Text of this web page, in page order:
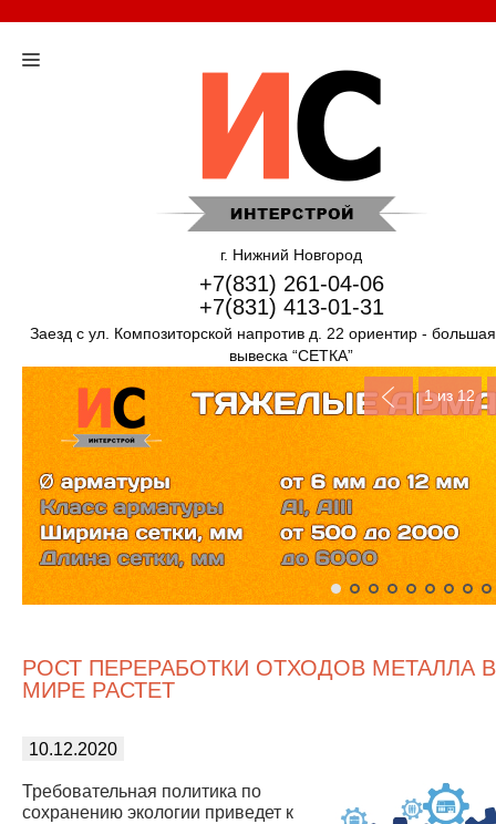
г. Нижний Новгород
+7(831) 261-04-06
+7(831) 413-01-31
Заезд с ул. Композиторской напротив д. 22 ориентир -
вывеска “СЕТКА”
1из 12
РОСТ ПЕРЕРАБОТКИ ОТХОДОВ МЕТАЛЛА В
МИРЕ РАСТЕТ
10.12.2020
Требовательная политика по
сохранению экологии приведет к